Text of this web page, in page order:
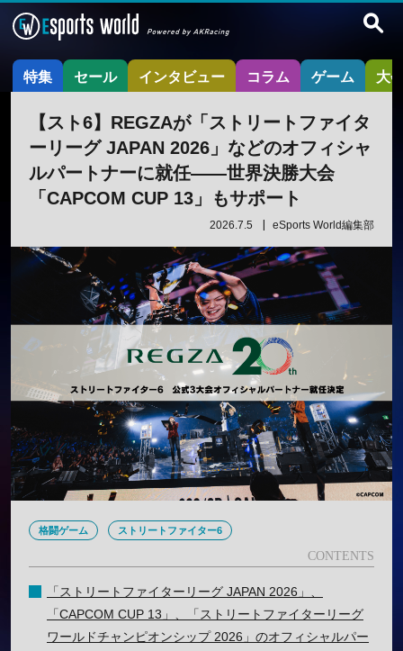
特集 セール インタビュー コラム ゲーム 大
【スト6】REGZAが「ストリートファイタ
ーリーグ JAPAN 2026」などのオフィシャ
ルパートナーに就任——世界決勝大会
「CAPCOM CUP 13」もサポート
2026.7.5 eSports World編集部
格闘ゲーム ストリートファイター6
「ストリートファイターリーグ JAPAN 2026」、
「CAPCOM CUP 13」、「ストリートファイターリーグ
ワールドチャンピオンシップ 2026」のオフィシャルパー